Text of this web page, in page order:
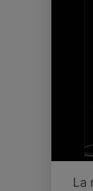
La